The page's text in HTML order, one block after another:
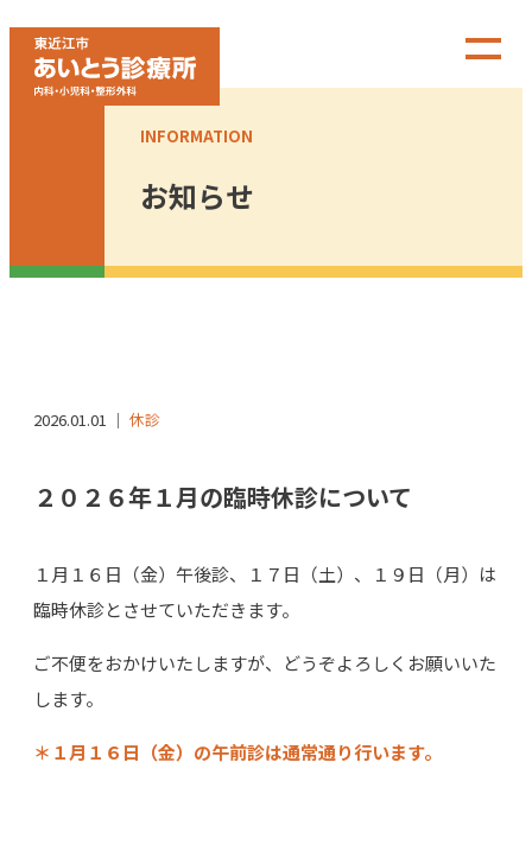
INFORMATION
お知らせ
2026.01.01 ｜ 休診
２０２６年１月の臨時休診について
１月１６日（金）午後診、１７日（土）、１９日（月）は
臨時休診とさせていただきます。
ご不便をおかけいたしますが、どうぞよろしくお願いいた
します。
＊１月１６日（金）の午前診は通常通り行います。